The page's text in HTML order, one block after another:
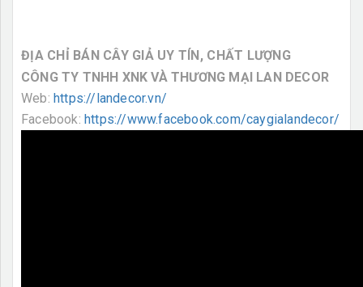
ĐỊA CHỈ BÁN CÂY GIẢ UY TÍN, CHẤT LƯỢNG
CÔNG TY TNHH XNK VÀ THƯƠNG MẠI LAN DECOR
Web: https://landecor.vn/
Facebook: https://www.facebook.com/caygialandecor/